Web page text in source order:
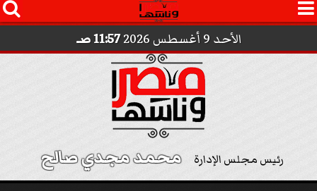
 
الأحد 9 أغسطس 2026 11:57 صـ
رئيس مجلس الإدارة محمد مجدي صالح